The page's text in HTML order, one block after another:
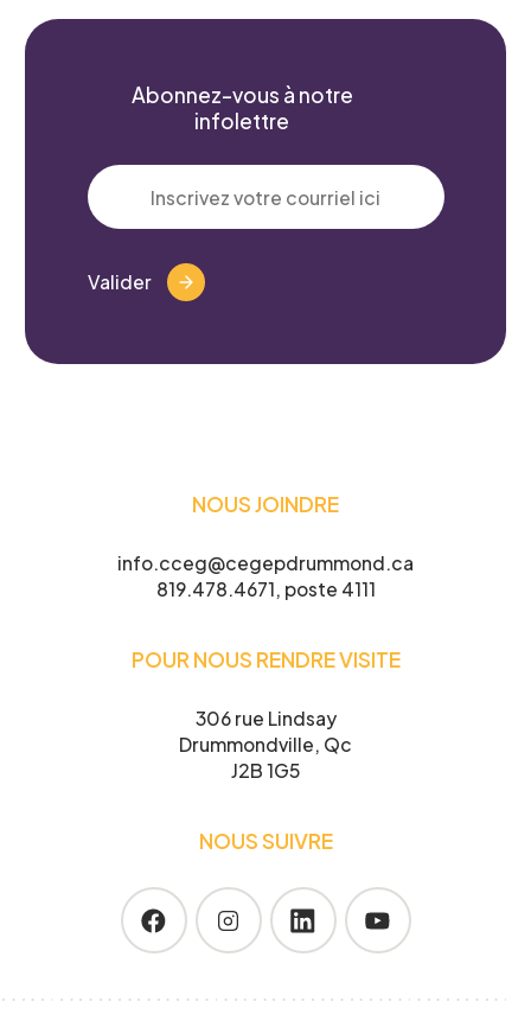
Abonnez-vous à notre
infolettre
Valider
NOUS JOINDRE
info.cceg@cegepdrummond.ca
819.478.4671, poste 4111
POUR NOUS RENDRE VISITE
306 rue Lindsay
Drummondville, Qc
J2B 1G5
NOUS SUIVRE